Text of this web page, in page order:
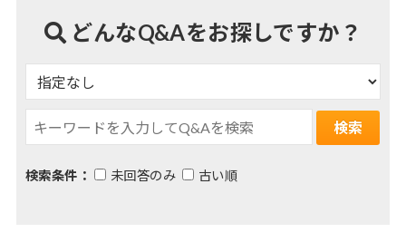
どんなQ&Aをお探しですか？
検索条件： 未回答のみ 古い順